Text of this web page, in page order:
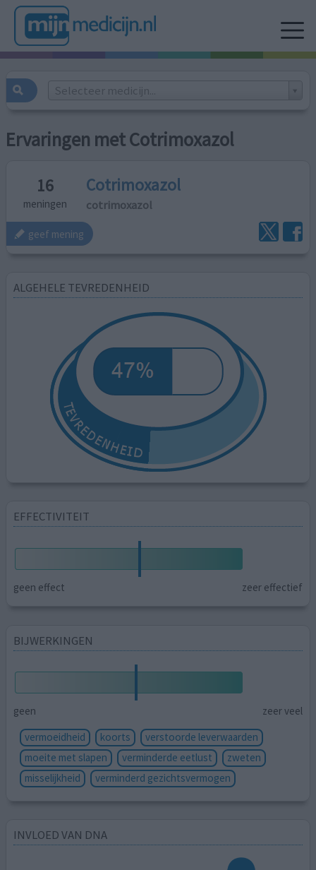
Selecteer medicijn...
Ervaringen met Cotrimoxazol
16
meningen
Cotrimoxazol
cotrimoxazol
geef mening
ALGEHELE TEVREDENHEID
EFFECTIVITEIT
geen effect zeer effectief
BIJWERKINGEN
geen
zeer veel
vermoeidheid
koorts
verstoorde leverwaarden
moeite met slapen
verminderde eetlust
zweten
misselijkheid
verminderd gezichtsvermogen
INVLOED VAN DNA